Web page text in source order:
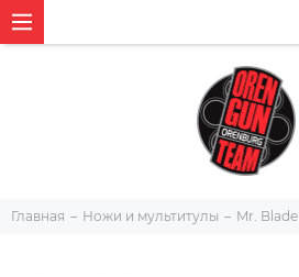
Главная Ножи и мультитулы Mr. Blade